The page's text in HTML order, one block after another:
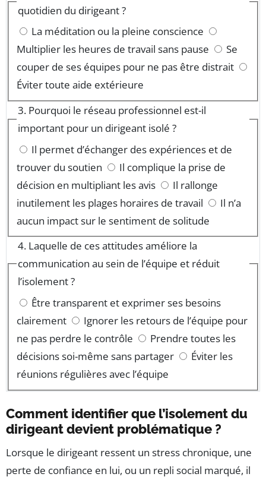
quotidien du dirigeant ?
La méditation ou la pleine conscience
Multiplier les heures de travail sans pause
Se
couper de ses équipes pour ne pas être distrait
Éviter toute aide extérieure
3. Pourquoi le réseau professionnel est-il
important pour un dirigeant isolé ?
Il permet d’échanger des expériences et de
trouver du soutien
Il complique la prise de
décision en multipliant les avis
Il rallonge
inutilement les plages horaires de travail
Il n’a
aucun impact sur le sentiment de solitude
4. Laquelle de ces attitudes améliore la
communication au sein de l’équipe et réduit
l’isolement ?
Être transparent et exprimer ses besoins
clairement
Ignorer les retours de l’équipe pour
ne pas perdre le contrôle
Prendre toutes les
décisions soi-même sans partager
Éviter les
réunions régulières avec l’équipe
Comment identifier que l’isolement du
dirigeant devient problématique ?
Lorsque le dirigeant ressent un stress chronique, une
perte de confiance en lui, ou un repli social marqué, il